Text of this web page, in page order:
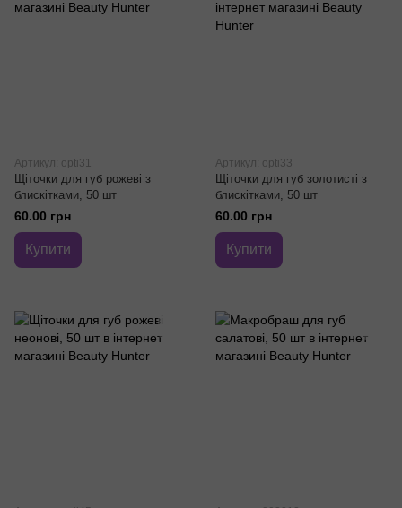
Артикул: opti31
Щіточки для губ рожеві з
блискітками, 50 шт
60.00 грн
Купити
Артикул: opti33
Щіточки для губ золотисті з
блискітками, 50 шт
60.00 грн
Купити